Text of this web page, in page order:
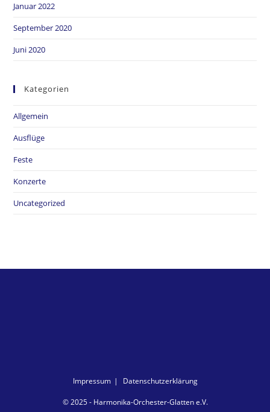
Januar 2022
September 2020
Juni 2020
Kategorien
Allgemein
Ausflüge
Feste
Konzerte
Uncategorized
Impressum Datenschutzerklärung
© 2025 - Harmonika-Orchester-Glatten e.V.